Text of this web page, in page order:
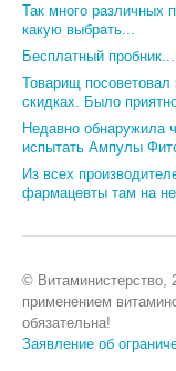
Так много различных
какую выбрать...
Бесплатный пробник...
Товарищ посоветовал
скидках. Было
Недавно обнаружила
испытать Ампулы
Из всех
фармацевты там на
© Витаминистерство,
применением
обязательна!
Заявление об